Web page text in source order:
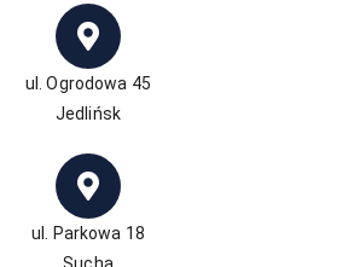
ul. Ogrodowa 45
Jedlińsk
ul. Parkowa 18
Sucha